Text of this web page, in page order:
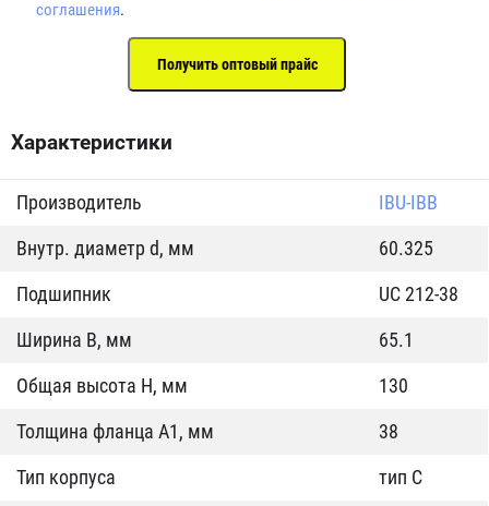
соглашения.
Характеристики
Производитель
IBU-IBB
Внутр. диаметр d, мм
60.325
Подшипник
UC 212-38
Ширина B, мм
65.1
Общая высота H, мм
130
Толщина фланца А1, мм
38
Тип корпуса
тип C